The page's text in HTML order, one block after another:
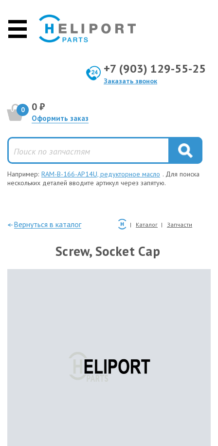
+7 (903) 129-55-25
Заказать звонок
0 0 ₽
Оформить заказ
Например: RAM-B-166-AP14U, редукторное масло . Для поиска
нескольких деталей вводите артикул через запятую.
—Вернуться в каталог Каталог Запчасти
Screw, Socket Cap